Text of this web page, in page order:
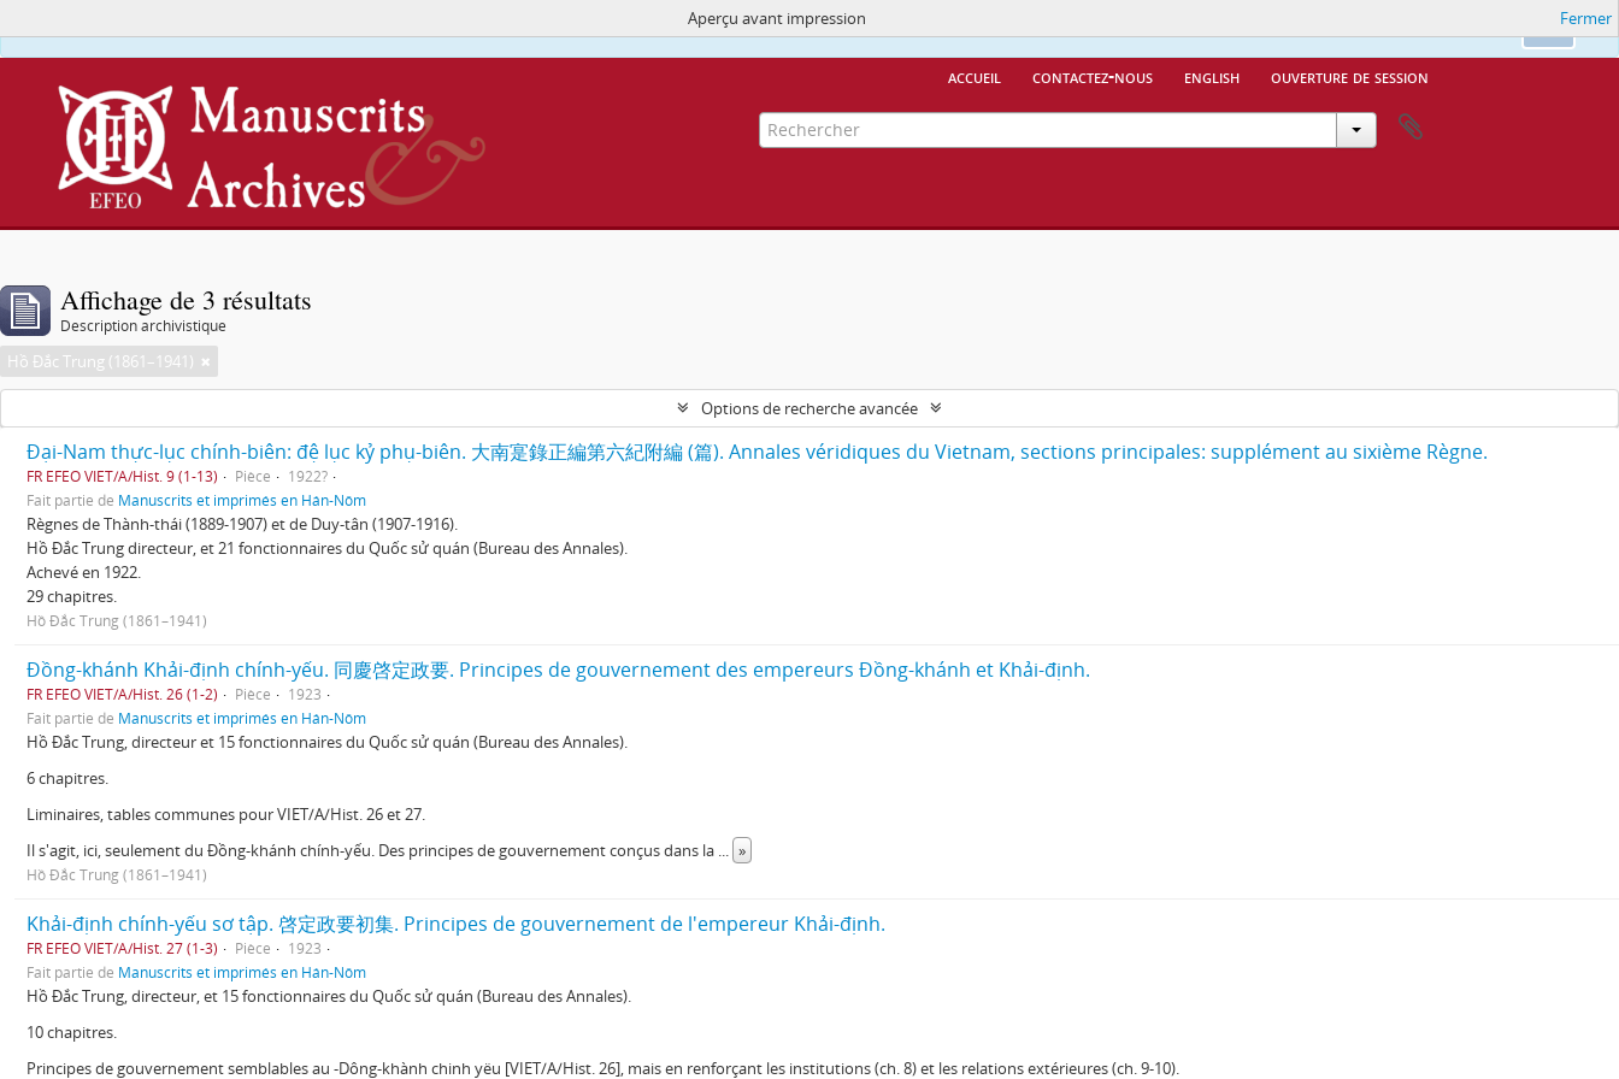
Ce site utilise des cookiesMore Info.
accueil contactez-nous english ouverture de session
Aperçu avant impression Fermer
Affichage de 3 résultats
Description archivistique
Hồ Đắc Trung (1861–1941)
Options de recherche avancée
Đại-Nam thực-lục chính-biên: đệ lục kỷ phụ-biên. 大南寔錄正編第六紀附編 (篇). Annales véridiques du Vietnam, sections principales: supplément au sixième Règne.
FR EFEO VIET/A/Hist. 9 (1-13) Pièce
1922?
Fait partie de Manuscrits et imprimés en Hán-Nôm
Règnes de Thành-thái (1889-1907) et de Duy-tân (1907-1916).
Hồ Đắc Trung directeur, et 21 fonctionnaires du Quốc sử quán (Bureau des Annales).
Achevé en 1922.
29 chapitres.
Hồ Đắc Trung (1861–1941)
Đồng-khánh Khải-định chính-yếu. 同慶啓定政要. Principes de gouvernement des empereurs Đồng-khánh et Khải-định.
FR EFEO VIET/A/Hist. 26 (1-2) Pièce
1923
Fait partie de Manuscrits et imprimés en Hán-Nôm
Hồ Đắc Trung, directeur et 15 fonctionnaires du Quốc sử quán (Bureau des Annales).
6 chapitres.
Liminaires, tables communes pour VIET/A/Hist. 26 et 27.
Il s'agit, ici, seulement du Đồng-khánh chính-yếu. Des principes de gouvernement conçus dans la ... »
Hồ Đắc Trung (1861–1941)
Khải-định chính-yếu sơ tập. 啓定政要初集. Principes de gouvernement de l'empereur Khải-định.
FR EFEO VIET/A/Hist. 27 (1-3) Pièce
1923
Fait partie de Manuscrits et imprimés en Hán-Nôm
Hồ Đắc Trung, directeur, et 15 fonctionnaires du Quốc sử quán (Bureau des Annales).
10 chapitres.
Principes de gouvernement semblables au -Dông-khành chinh yëu [VIET/A/Hist. 26], mais en renforçant les institutions (ch. 8) et les relations extérieures (ch. 9-10).